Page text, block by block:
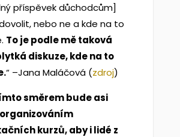
příspěvek důchodcům]
nebo ne a kde na to
To je podle mě taková
diskuze, kde na to
“ –Jana Maláčová (zdroj)
směrem bude asi
kurzů, aby i lidé z